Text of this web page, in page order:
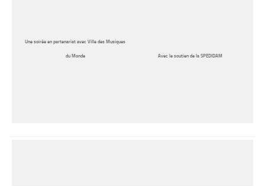
Une soirée en partenariat avec Ville des Musiques
du Monde Avec le soutien de la SPEDIDAM